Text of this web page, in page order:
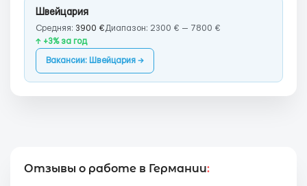
Швейцария
Средняя: 3900 € Диапазон: 2300 € — 7800 €
↑ +3% за год
Вакансии: Швейцария →
Отзывы о работе в Германии: